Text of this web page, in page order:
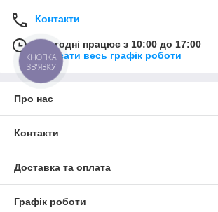
Контакти
Сьогодні працює з 10:00 до 17:00
Показати весь графік роботи
Про нас
Контакти
Доставка та оплата
Графік роботи
КНОПКА
ЗВ'ЯЗКУ